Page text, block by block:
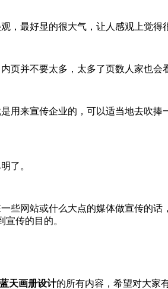
最好显的很大气，让人感观上觉得
并不要太多，太多了页数人家也会
来宣传企业的，可以适当地去吹捧
了。
网站或什么大点的媒体做宣传的话
传的目的。
天画册设计的所有内容，希望对大家